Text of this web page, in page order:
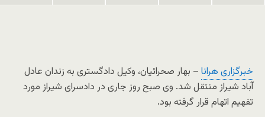
خبرگزاری هرانا – بهار صحرائیان، وکیل دادگستری به زندان عادل
آباد شیراز منتقل شد. وی صبح روز جاری در دادسرای شیراز مورد
تفهیم اتهام قرار گرفته بود.